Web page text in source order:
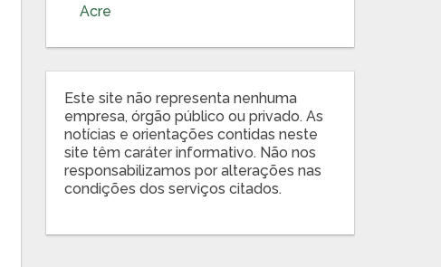
Acre
Este site não representa nenhuma
empresa, órgão público ou privado. As
notícias e orientações contidas neste
site têm caráter informativo. Não nos
responsabilizamos por alterações nas
condições dos serviços citados.